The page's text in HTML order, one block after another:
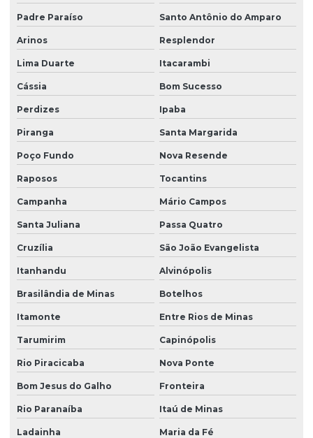
Padre Paraíso Santo Antônio do Amparo
Arinos Resplendor
Lima Duarte Itacarambi
Cássia Bom Sucesso
Perdizes Ipaba
Piranga Santa Margarida
Poço Fundo Nova Resende
Raposos Tocantins
Campanha Mário Campos
Santa Juliana Passa Quatro
Cruzília São João Evangelista
Itanhandu Alvinópolis
Brasilândia de Minas Botelhos
Itamonte Entre Rios de Minas
Tarumirim Capinópolis
Rio Piracicaba Nova Ponte
Bom Jesus do Galho Fronteira
Rio Paranaíba Itaú de Minas
Ladainha Maria da Fé